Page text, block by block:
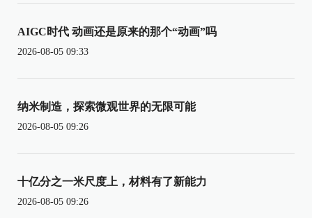
AIGC时代 动画还是原来的那个“动画”吗
2026-08-05 09:33
纳米制造，探索微观世界的无限可能
2026-08-05 09:26
十亿分之一米尺度上，材料有了新能力
2026-08-05 09:26